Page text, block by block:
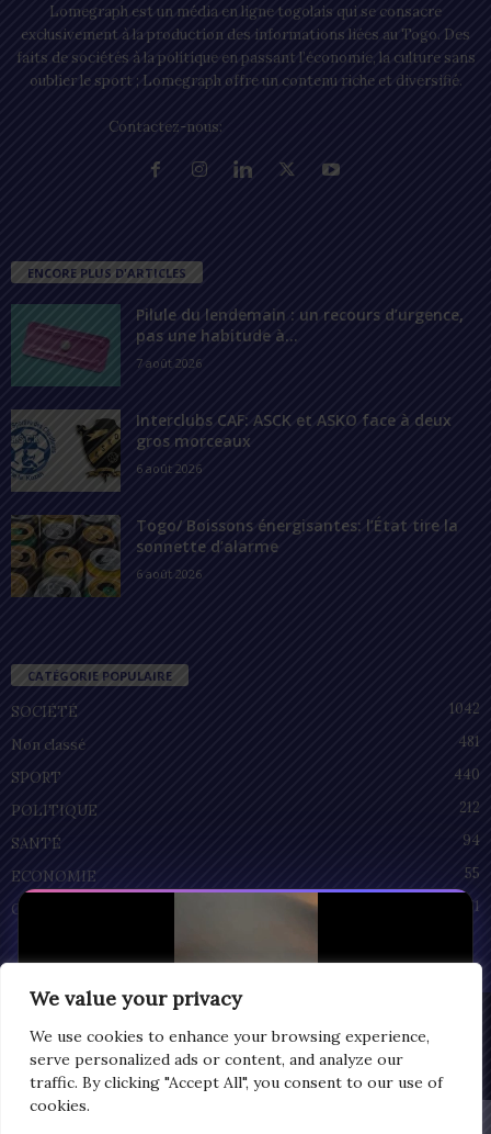
We value your privacy
We use cookies to enhance your browsing experience,
serve personalized ads or content, and analyze our
traffic. By clicking "Accept All", you consent to our use of
cookies.
Lomegraph est un média en ligne togolais qui se consacre
exclusivement à la production des informations liées au Togo. Des
faits de sociétés à la politique en passant l’économie, la culture sans
oublier le sport ; Lomegraph offre un contenu riche et diversifié.
Contactez-nous:
ENCORE PLUS D'ARTICLES
Pilule du lendemain : un recours d’urgence,
pas une habitude à...
7 août 2026
Interclubs CAF: ASCK et ASKO face à deux
gros morceaux
6 août 2026
Togo/ Boissons énergisantes: l’État tire la
sonnette d’alarme
6 août 2026
CATÉGORIE POPULAIRE
SOCIÉTÉ
1042
Non classé
481
SPORT
440
POLITIQUE
212
SANTÉ
94
ECONOMIE
55
CULTURE
51
© Copyright 2025 | LOMEGRAPH
All rights reserved